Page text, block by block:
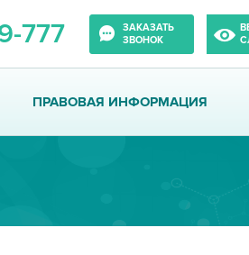
777
ЗАКАЗАТЬ
ЗВОНОК
ПРАВОВАЯ ИНФОРМАЦИЯ